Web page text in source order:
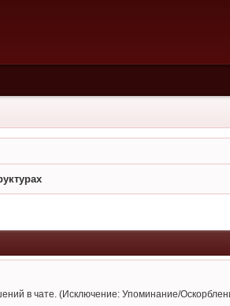
в чате. (Исключение: Упоминание/